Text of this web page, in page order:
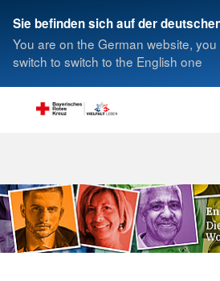
Sie befinden sich auf der
You are on the German website,
switch to switch to the English one